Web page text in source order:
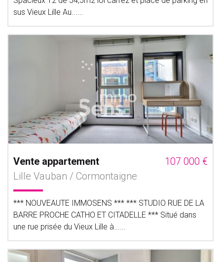
sus Vieux Lille Au......
Vente appartement
107 000 €
Lille Vauban / Cormontaigne
*** NOUVEAUTE IMMOSENS *** *** STUDIO RUE DE LA
BARRE PROCHE CATHO ET CITADELLE *** Situé dans
une rue prisée du Vieux Lille à......